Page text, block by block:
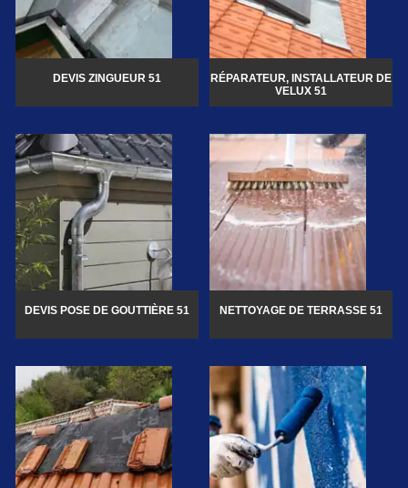
DEVIS ZINGUEUR 51
RÉPARATEUR, INSTALLATEUR DE
VELUX 51
DEVIS POSE DE GOUTTIÈRE 51 NETTOYAGE DE TERRASSE 51